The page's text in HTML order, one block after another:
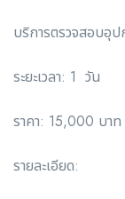
บริการตรวจสอบอุ
ระยะเวลา: 1 วัน
ราคา: 15,000 บา
รายละเอียด: